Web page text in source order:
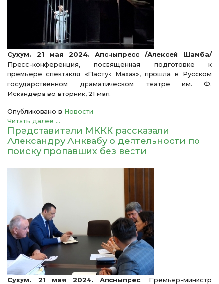
Сухум. 21 мая 2024. Апсныпресс /Алексей Шамба/
Пресс-конференция, посвященная подготовке к
премьере спектакля «Пастух Махаз», прошла в Русском
государственном драматическом театре им. Ф.
Искандера во вторник, 21 мая.
Опубликовано в Новости
Читать далее ...
Представители МККК рассказали
Александру Анквабу о деятельности по
поиску пропавших без вести
Сухум. 21 мая 2024. Апсныпрес. Премьер-министр